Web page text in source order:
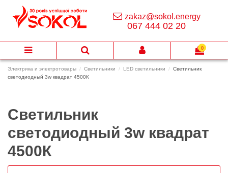
Электрика и электротовары Светильники LED светильники
Светильник
светодиодный 3w квадрат 4500К
Светильник
светодиодный 3w квадрат
4500К
zakaz@sokol.energy
067 444 02 20
0